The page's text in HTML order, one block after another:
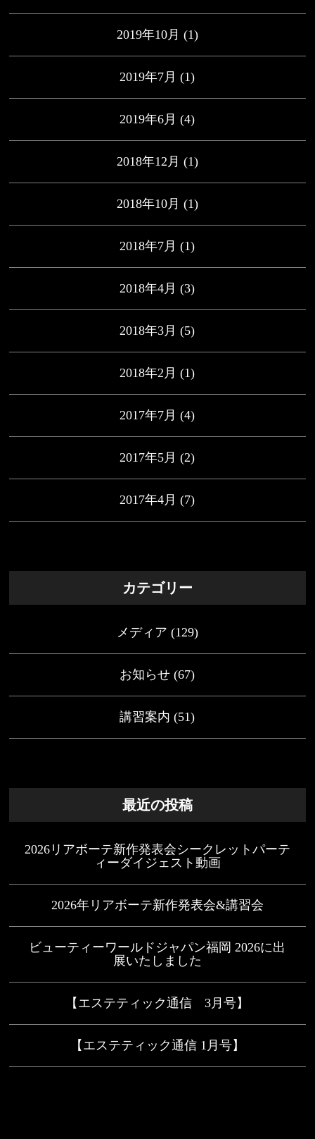
2019年10月 (1)
2019年7月 (1)
2019年6月 (4)
2018年12月 (1)
2018年10月 (1)
2018年7月 (1)
2018年4月 (3)
2018年3月 (5)
2018年2月 (1)
2017年7月 (4)
2017年5月 (2)
2017年4月 (7)
カテゴリー
メディア (129)
お知らせ (67)
講習案内 (51)
最近の投稿
2026リアボーテ新作発表会シークレットパーテ
ィーダイジェスト動画
2026年リアボーテ新作発表会&講習会
ビューティーワールドジャパン福岡 2026に出
展いたしました
【エステティック通信 3月号】
【エステティック通信 1月号】